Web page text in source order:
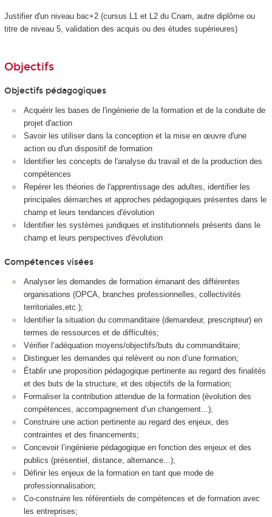
Justifier d'un niveau bac+2 (cursus L1 et L2 du Cnam, autre diplôme ou
titre de niveau 5, validation des acquis ou des études supérieures)
Objectifs
Objectifs pédagogiques
Acquérir les bases de l'ingénierie de la formation et de la conduite de
projet d'action
Savoir les utiliser dans la conception et la mise en œuvre d'une
action ou d'un dispositif de formation
Identifier les concepts de l'analyse du travail et de la production des
compétences
Repérer les théories de l'apprentissage des adultes, identifier les
principales démarches et approches pédagogiques présentes dans le
champ et leurs tendances d'évolution
Identifier les systèmes juridiques et institutionnels présents dans le
champ et leurs perspectives d'évolution
Compétences visées
Analyser les demandes de formation émanant des différentes
organisations (OPCA, branches professionnelles, collectivités
territoriales,etc.);
Identifier la situation du commanditaire (demandeur, prescripteur) en
termes de ressources et de difficultés;
Vérifier l’adéquation moyens/objectifs/buts du commanditaire;
Distinguer les demandes qui relèvent ou non d’une formation;
Établir une proposition pédagogique pertinente au regard des finalités
et des buts de la structure, et des objectifs de la formation;
Formaliser la contribution attendue de la formation (évolution des
compétences, accompagnement d’un changement...);
Construire une action pertinente au regard des enjeux, des
contraintes et des financements;
Concevoir l’ingénierie pédagogique en fonction des enjeux et des
publics (présentiel, distance, alternance...);
Définir les enjeux de la formation en tant que mode de
professionnalisation;
Co-construire les référentiels de compétences et de formation avec
les entreprises;